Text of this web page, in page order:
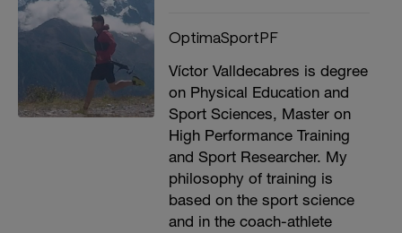
OptimaSportPF
Víctor Valldecabres is degree
on Physical Education and
Sport Sciences, Master on
High Performance Training
and Sport Researcher. My
philosophy of training is
based on the sport science
and in the coach-athlete